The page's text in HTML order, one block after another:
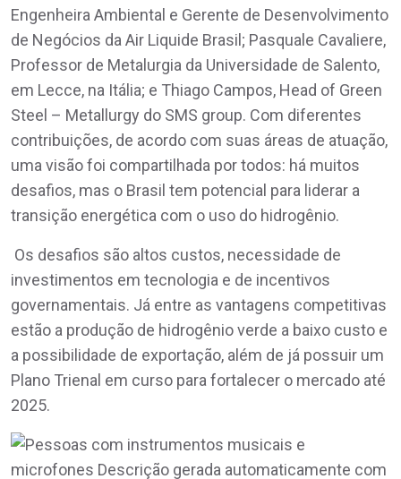
Engenheira Ambiental e Gerente de Desenvolvimento
de Negócios da Air Liquide Brasil; Pasquale Cavaliere,
Professor de Metalurgia da Universidade de Salento,
em Lecce, na Itália; e Thiago Campos, Head of Green
Steel – Metallurgy do SMS group. Com diferentes
contribuições, de acordo com suas áreas de atuação,
uma visão foi compartilhada por todos: há muitos
desafios, mas o Brasil tem potencial para liderar a
transição energética com o uso do hidrogênio.
Os desafios são altos custos, necessidade de
investimentos em tecnologia e de incentivos
governamentais. Já entre as vantagens competitivas
estão a produção de hidrogênio verde a baixo custo e
a possibilidade de exportação, além de já possuir um
Plano Trienal em curso para fortalecer o mercado até
2025.